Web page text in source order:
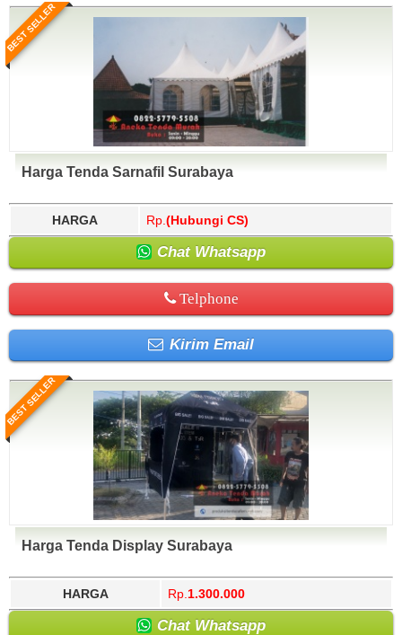
BEST SELLER
Harga Tenda Sarnafil Surabaya
HARGA Rp. (Hubungi CS)
Chat Whatsapp
Telphone
Kirim Email
BEST SELLER
Harga Tenda Display Surabaya
HARGA Rp. 1.300.000
Chat Whatsapp